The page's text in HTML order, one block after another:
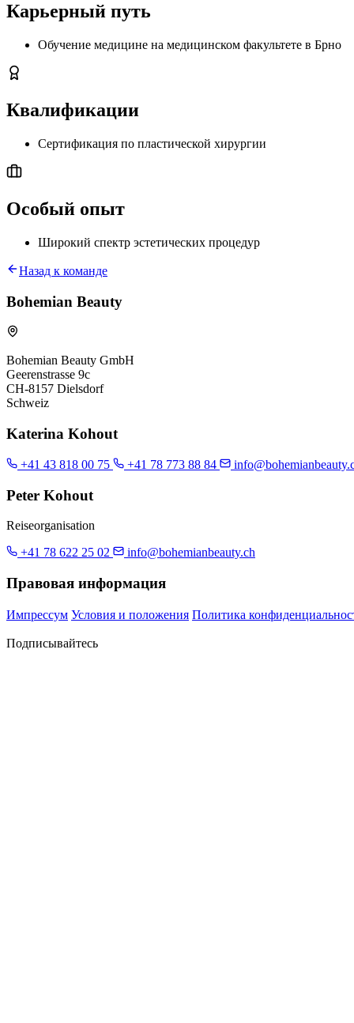
Карьерный путь
Обучение медицине на медицинском факультете в Брно
Квалификации
Сертификация по пластической хирургии
Особый опыт
Широкий спектр эстетических процедур
Назад к команде
Bohemian Beauty
Bohemian Beauty GmbH
Geerenstrasse 9c
CH-8157 Dielsdorf
Schweiz
Katerina Kohout
+41 43 818 00 75 +41 78 773 88 84
Peter Kohout
Reiseorganisation
+41 78 622 25 02
info@bohemianbeauty.ch
Правовая информация
Импрессум Условия и положения Политика
Подписывайтесь